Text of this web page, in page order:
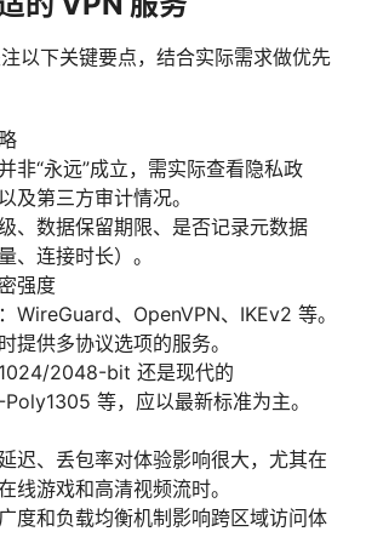
以下关键要点，结合实际需求做优先
非“永远”成立，需实际查看隐私政
及第三方审计情况。
、数据保留期限、是否记录元数据
、连接时长）。
强度
WireGuard、OpenVPN、IKEv2 等。
提供多协议选项的服务。
2048-bit 还是现代的
等，应以最新标准为主。
迟、丢包率对体验影响很大，尤其在
线游戏和高清视频流时。
度和负载均衡机制影响跨区域访问体